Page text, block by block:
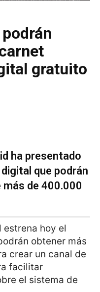
gratuito
ha presentado
que podrán
de 400.000
estrena hoy el
obtener más
crear un canal de
facilitar
el sistema de